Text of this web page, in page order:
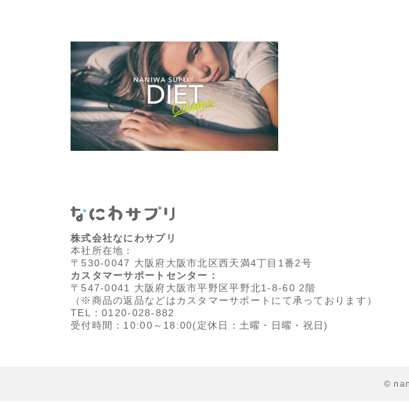
株式会社なにわサプリ
本社所在地：
〒530-0047 大阪府大阪市北区西天満4丁目1番2号
カスタマーサポートセンター：
〒547-0041 大阪府大阪市平野区平野北1-8-60 2階
（※商品の返品などはカスタマーサポートにて承っております）
TEL：0120-028-882
受付時間：10:00～18:00(定休日：土曜・日曜・祝日)
©